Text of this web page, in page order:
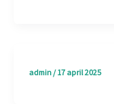
admin/17 april 2025